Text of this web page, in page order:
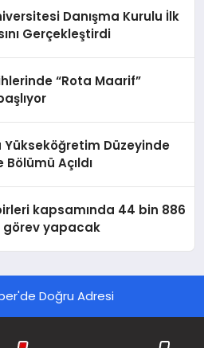
Danışma Kurulu İlk
Gerçekleştirdi
“Rota Maarif”
Yükseköğretim Düzeyinde
Bölümü Açıldı
kapsamında 44 bin 886
görev yapacak
Doğru Adresi